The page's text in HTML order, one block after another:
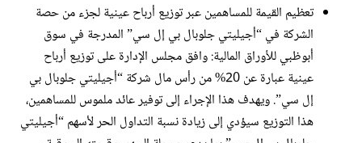
تعظيم القيمة للمساهمين عبر توزيع أرباح عينية لجزء من حصة
الشركة في “أجيليتي جلوبال بي إل سي” المدرجة في سوق
أبوظبي للأوراق المالية: وافق مجلس الإدارة على توزيع أرباح
عينية عبارة عن 20% من رأس مال شركة “أجيليتي جلوبال بي
إل سي”. ويهدف هذا الإجراء إلى توفير عائد ملموس للمساهمين،
هذا التوزيع سيؤدي إلى زيادة نسبة التداول الحر لأسهم “أجيليتي